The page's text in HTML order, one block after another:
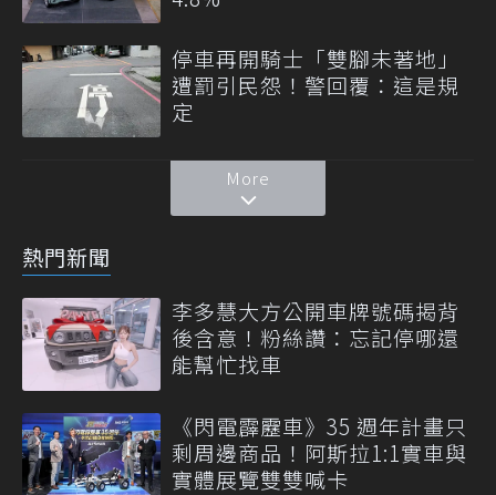
停車再開騎士「雙腳未著地」
遭罰引民怨！警回覆：這是規
定
More
熱門新聞
李多慧大方公開車牌號碼揭背
後含意！粉絲讚：忘記停哪還
能幫忙找車
《閃電霹靂車》35 週年計畫只
剩周邊商品！阿斯拉1:1實車與
實體展覽雙雙喊卡